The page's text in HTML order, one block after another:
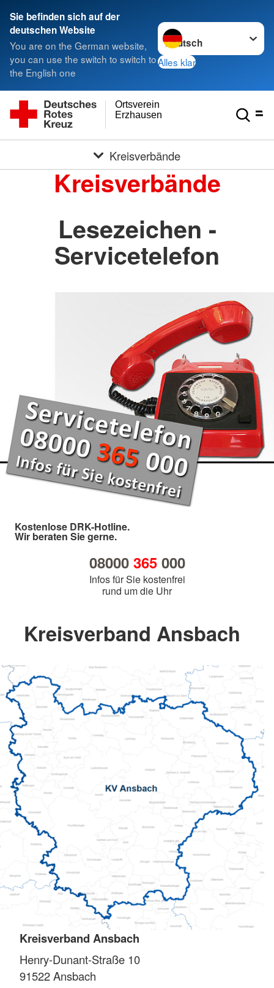
Sie befinden sich auf der
deutschen Website
You are on the German website,
you can use the switch to switch to
the English one
Sprache wechseln zu
Alles klar
Erzhausen
Ortsverein
Kreisverbände
Kreisverbände
Lesezeichen -
Servicetelefon
Kostenlose DRK-Hotline.
Wir beraten Sie gerne.
08000 365000
Infos für Sie kostenfrei
rund um die Uhr
Kreisverband Ansbach
Kreisverband Ansbach
Henry-Dunant-Straße 10
91522Ansbach